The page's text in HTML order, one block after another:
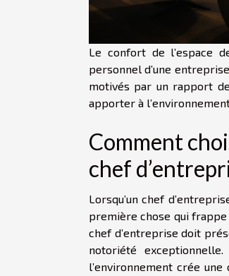
Le confort de l’espace
personnel d’une
motivés par un rapport
apporter à
Comment
chef
Lorsqu’un chef
première chose qui
chef d’entreprise doit
notoriété
l’environnement crée